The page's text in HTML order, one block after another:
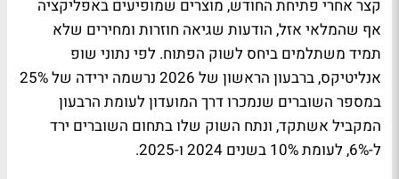
קצר אחרי פתיחת החודש, מוצרים שמופיעים באפליקציה
אף שהמלאי אזל, הודעות שגיאה חוזרות ומחירים שלא
תמיד משתלמים ביחס לשוק הפתוח. לפי נתוני שופ
אנליטיקס, ברבעון הראשון של 2026 נרשמה ירידה של 25%
במספר השוברים שנמכרו דרך המועדון לעומת הרבעון
המקביל אשתקד, ונתח השוק שלו בתחום השוברים ירד
ל-6%, לעומת 10% בשנים 2024 ו-2025.